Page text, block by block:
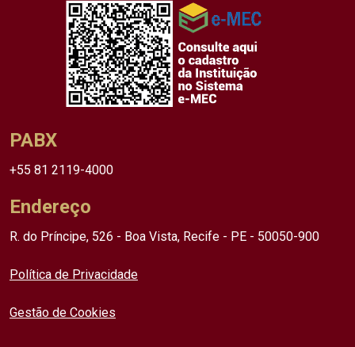
PABX
+55 81 2119-4000
Endereço
R. do Príncipe, 526 - Boa Vista, Recife - PE - 50050-900
Política de Privacidade
Gestão de Cookies